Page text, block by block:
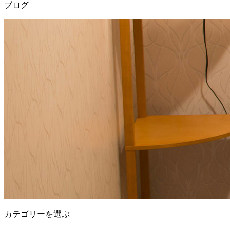
ブログ
カテゴリーを選ぶ